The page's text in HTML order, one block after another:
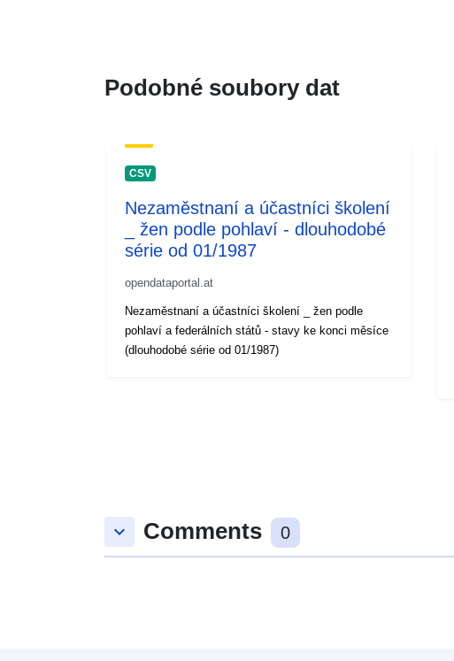
Podobné soubory dat
CSV
Nezaměstnaní a účastníci školení
_ žen podle pohlaví - dlouhodobé
série od 01/1987
opendataportal.at
Nezaměstnaní a účastníci školení _ žen podle
pohlaví a federálních států - stavy ke konci měsíce
(dlouhodobé série od 01/1987)
keyboard_arrow_down Comments 0